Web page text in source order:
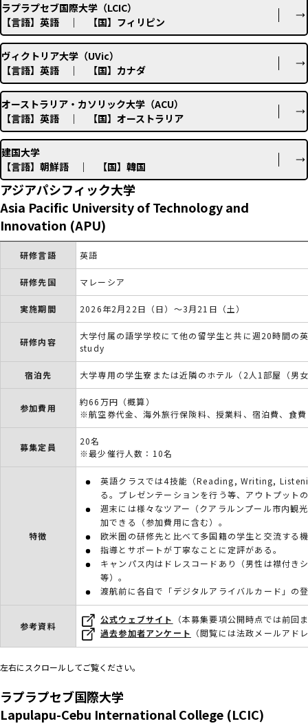
ラプラプセブ国際大学（LCIC）
【言語】英語 ｜ 【国】フィリピン
ヴィクトリア大学（UVic）
【言語】英語 ｜ 【国】カナダ
オーストラリア・カソリック大学（ACU）
【言語】英語 ｜ 【国】オーストラリア
建国大学
【言語】朝鮮語 ｜ 【国】韓国
アジアパシフィック大学
Asia Pacific University of Technology and
Innovation (APU)
研修言語 英語
研修先国 マレーシア
実施期間 2026年2月22日（日）～3月21日（土）
研修内容
大学付属の語学学校にて他の留学生と共に週20時間
study
宿泊先 大学専用の学生寮または近隣のホテル（2人1部屋（男
参加費用
約66万円（概算）
※航空券代金、海外旅行保険料、授業料、宿泊費、食
募集定員
20名
※最少催行人数：10名
特徴
英語クラスでは4技能（Reading, Writing,
る。プレゼンテーションを行う等、アウトプット
週末には様々なツアー（クアラルンプール市内観
加できる（参加費用に含む）。
欧米圏の研修先と比べて多国籍の学生と交流する
指導とサポートが丁寧なことに定評がある。
キャンパス内はドレスコードあり（男性は襟付き
等）。
渡航前に各自で「デジタルアライバルカード」の
参考資料
公式ウェブサイト
（本募集要項公開時点では前回
過去参加者アンケート （閲覧には法政メールアド
左右にスクロールしてご覧ください。
ラプラプセブ国際大学
Lapulapu-Cebu International College (LCIC)